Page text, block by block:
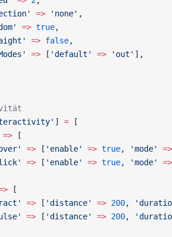
=> 'none' ,
=> true,
=> false,
=> [ 'default' => 'out' ],
] = [
=> [
=> [ 'enable' => true, 'mode'
=>
=> [ 'enable' => true, 'mode'
=>
[
=> [ 'distance' => 200,
=> [ 'distance' => 200,